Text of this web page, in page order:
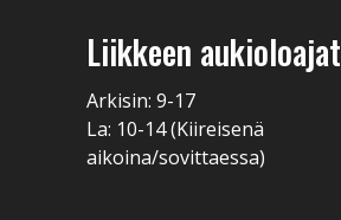
Liikkeen aukioloajat
Arkisin: 9-17
La: 10-14 (Kiireisenä
aikoina/sovittaessa)